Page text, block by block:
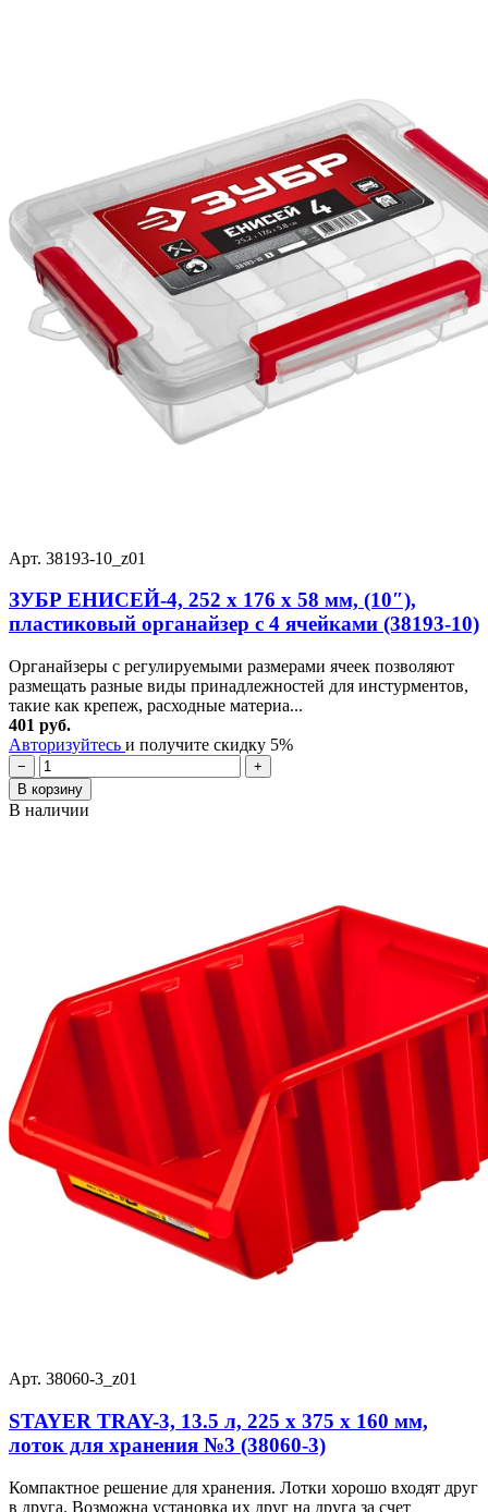
Арт. 38193-10_z01
ЗУБР ЕНИСЕЙ-4, 252 х 176 х 58 мм, (10″),
пластиковый органайзер с 4 ячейками (38193-10)
Органайзеры с регулируемыми размерами ячеек позволяют
размещать разные виды принадлежностей для инстурментов,
такие как крепеж, расходные материа...
401 руб.
Авторизуйтесь и получите скидку 5%
−
+
В корзину
В наличии
Арт. 38060-3_z01
STAYER TRAY-3, 13.5 л, 225 х 375 х 160 мм,
лоток для хранения №3 (38060-3)
Компактное решение для хранения. Лотки хорошо входят друг
в друга. Возможна установка их друг на друга за счет